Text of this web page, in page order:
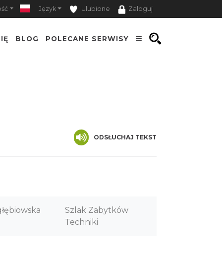
Język Ulubione Zaloguj
BLOG POLECANE SERWISY
ODSŁUCHAJ TEKST
Szlak Zabytków
Techniki